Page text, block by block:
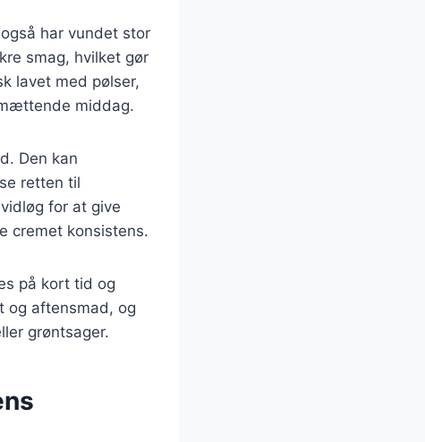
har vundet stor
smag, hvilket gør
lavet med pølser,
middag.
Den kan
retten til
for at give
cremet konsistens.
på kort tid og
og aftensmad, og
grøntsager.